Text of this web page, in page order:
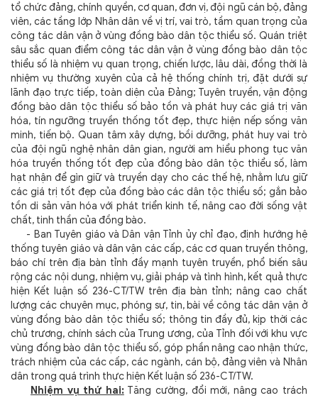
tổ chức đảng, chính quyền, cơ quan, đơn vị, đội ngũ cán bộ, đảng
viên, các tầng lớp Nhân dân về vị trí, vai trò, tầm quan trọng của
công tác dân vận ở vùng đồng bào dân tộc thiểu số. Quán triệt
sâu sắc quan điểm công tác dân vận ở vùng đồng bào dân tộc
thiểu số là nhiệm vụ quan trọng, chiến lược, lâu dài, đồng thời là
nhiệm vụ thường xuyên của cả hệ thống chính trị, đặt dưới sự
lãnh đạo trực tiếp, toàn diện của Đảng; Tuyên truyền, vận động
đồng bào dân tộc thiểu số bảo tồn và phát huy các giá trị văn
hóa, tín ngưỡng truyền thống tốt đẹp, thực hiện nếp sống văn
minh, tiến bộ. Quan tâm xây dựng, bồi dưỡng, phát huy vai trò
của đội ngũ nghệ nhân dân gian, người am hiểu phong tục văn
hóa truyền thống tốt đẹp của đồng bào dân tộc thiểu số, làm
hạt nhận để gìn giữ và truyền dạy cho các thế hệ, nhằm lưu giữ
các giá trị tốt đẹp của đồng bào các dân tộc thiểu số; gắn bảo
tồn di sản văn hóa với phát triển kinh tế, nâng cao đời sống vật
chất, tinh thần của đồng bào.
- Ban Tuyên giáo và Dân vận Tỉnh ủy chỉ đạo, định hướng hệ
thống tuyên giáo và dân vận các cấp, các cơ quan truyền thông,
báo chí trên địa bàn tỉnh đầy mạnh tuyên truyền, phổ biến sâu
rộng các nội dung, nhiệm vụ, giải pháp và tình hình, kết quả thực
hiện Kết luận số 236-CT/TW trên địa bàn tỉnh; nâng cao chất
lượng các chuyên mục, phóng sự, tin, bài về công tác dân vận ở
vùng đồng bào dân tộc thiểu số; thông tin đầy đủ, kịp thời các
chủ trương, chính sách của Trung ương, của Tỉnh đối với khu vực
vùng đồng bào dân tộc thiểu số, góp phần nâng cao nhận thức,
trách nhiệm của các cấp, các ngành, cán bộ, đảng viên và Nhân
dân trong quá trình thực hiện Kết luận số 236-CT/TW.
Nhiệm vụ thứ hai:Tăng cường, đổi mới, nâng cao trách